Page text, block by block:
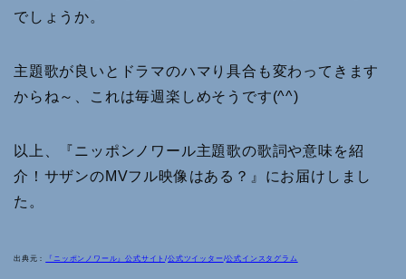
でしょうか。
主題歌が良いとドラマのハマり具合も変わってきます
からね～、これは毎週楽しめそうです(^^)
以上、『ニッポンノワール主題歌の歌詞や意味を紹
介！サザンのMVフル映像はある？』にお届けしまし
た。
出典元： 『ニッポンノワール』公式サイト/公式ツイッター /公式インスタグラム